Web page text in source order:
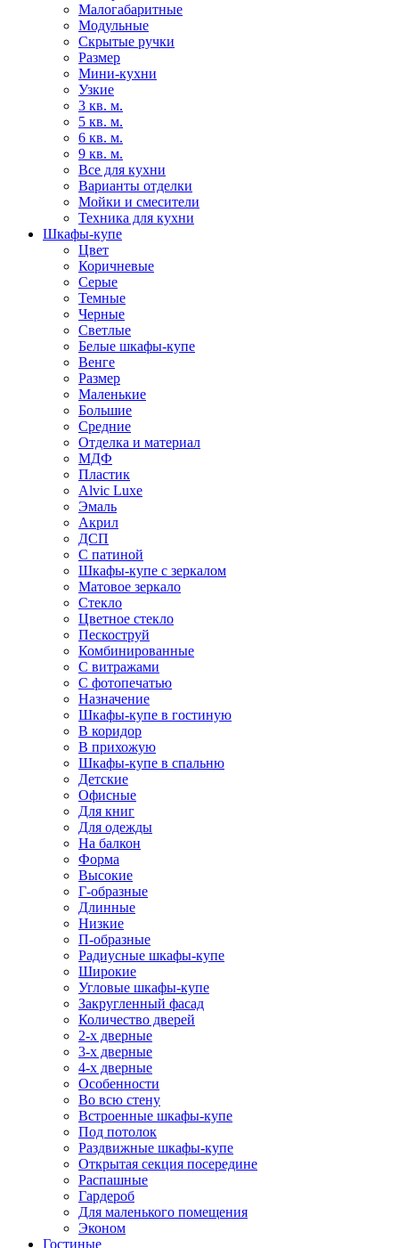
Малогабаритные
Модульные
Скрытые ручки
Размер
Мини-кухни
Узкие
3 кв. м.
5 кв. м.
6 кв. м.
9 кв. м.
Все для кухни
Варианты отделки
Мойки и смесители
Техника для кухни
Шкафы-купе
Цвет
Коричневые
Серые
Темные
Черные
Светлые
Белые шкафы-купе
Венге
Размер
Маленькие
Большие
Средние
Отделка и материал
МДФ
Пластик
Alvic Luxe
Эмаль
Акрил
ДСП
С патиной
Шкафы-купе с зеркалом
Матовое зеркало
Стекло
Цветное стекло
Пескоструй
Комбинированные
С витражами
С фотопечатью
Назначение
Шкафы-купе в гостиную
В коридор
В прихожую
Шкафы-купе в спальню
Детские
Офисные
Для книг
Для одежды
На балкон
Форма
Высокие
Г-образные
Длинные
Низкие
П-образные
Радиусные шкафы-купе
Широкие
Угловые шкафы-купе
Закругленный фасад
Количество дверей
2-х дверные
3-х дверные
4-х дверные
Особенности
Во всю стену
Встроенные шкафы-купе
Под потолок
Раздвижные шкафы-купе
Открытая секция посередине
Распашные
Гардероб
Для маленького помещения
Эконом
Гостиные